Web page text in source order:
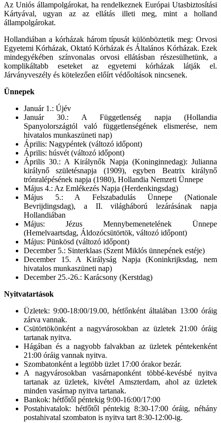
Az Uniós állampolgárokat, ha rendelkeznek Európai Utasbiztosítási
Kártyával, ugyan az az ellátás illeti meg, mint a holland
állampolgárokat.
Hollandiában a kórházak három típusát különböztetik meg: Orvosi
Egyetemi Kórházak, Oktató Kórházak és Általános Kórházak. Ezek
mindegyékében színvonalas orvosi ellátásban részesülhetünk, a
komplikáltabb eseteket az egyetemi kórházak látják el.
Járványveszély és kötelezően előírt védőoltások nincsenek.
Ünnepek
Január 1.: Újév
Január 30.: A Függetlenség napja (Hollandia
Spanyolországtól való függetlenségének elismerése, nem
hivatalos munkaszüneti nap)
Április: Nagypéntek (változó időpont)
Április: húsvét (változó időpont)
Április 30.: A Királynők Napja (Koninginnedag): Julianna
királynő születésnapja (1909), egyben Beatrix királynő
trónralépésének napja (1980), Hollandia Nemzeti Ünnepe
Május 4.: Az Emlékezés Napja (Herdenkingsdag)
Május 5.: A Felszabadulás Ünnepe (Nationale
Bevrijdingsdag), a II. világháború lezárásának napja
Hollandiában
Május: Jézus Mennybemenetelének Ünnepe
(Hemelvaartsdag, Áldozócsütörtök, változó időpont)
Május: Pünkösd (változó időpont)
December 5.: Sinterklaas (Szent Miklós ünnepének estéje)
December 15. A Királyság Napja (Koninkrijksdag, nem
hivatalos munkaszüneti nap)
December 25.-26.: Karácsony (Kerstdag)
Nyitvatartások
Üzletek: 9:00-18:00/19.00, hétfőnként általában 13:00 óráig
zárva vannak.
Csütörtökönként a nagyvárosokban az üzletek 21:00 óráig
tartanak nyitva.
Hágában és a nagyobb falvakban az üzletek péntekenként
21:00 óráig vannak nyitva.
Szombatonként a legtöbb üzlet 17:00 órakor bezár.
A nagyvárosokban vasárnaponként többé-kevésbé nyitva
tartanak az üzletek, kivétel Amszterdam, ahol az üzletek
minden vasárnap nyitva tartanak.
Bankok: hétfőtől péntekig 9:00-16:00/17:00
Postahivatalok: hétfőtől péntekig 8:30-17:00 óráig, néhány
postahivatal szombaton is nyitva tart 8:30-12:00-ig.